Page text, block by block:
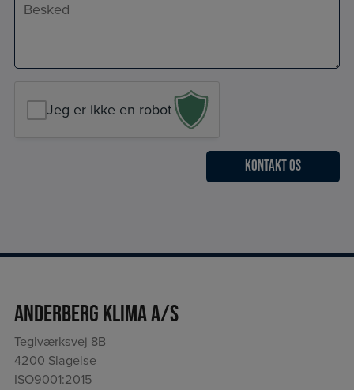
Jeg er ikke en robot
Anderberg Klima A/S
Teglværksvej 8B
4200 Slagelse
ISO9001:2015